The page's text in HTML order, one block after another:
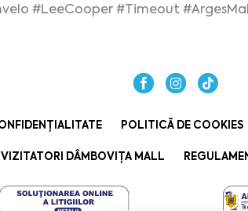
#LeeCooper #Timeout
POLITICĂ DE COOKIES
DÂMBOVIȚA MALL